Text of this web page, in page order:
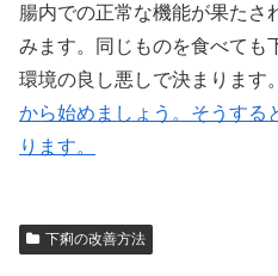
腸内での正常な機能が果たさ
みます。同じものを食べても
環境の良し悪しで決まります。
から始めましょう。そうする
ります。
下痢の改善方法